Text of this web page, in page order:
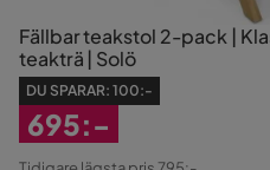
Fällbar teakstol 2-pack |
teakträ | Solö
DU SPARAR: 100:-
Rabatterat
695:-